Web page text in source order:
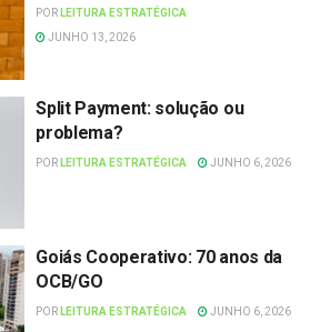
POR LEITURA ESTRATÉGICA
JUNHO 13, 2026
Split Payment: solução ou
problema?
POR LEITURA ESTRATÉGICA JUNHO 6, 2026
Goiás Cooperativo: 70 anos da
OCB/GO
POR LEITURA ESTRATÉGICA JUNHO 6, 2026